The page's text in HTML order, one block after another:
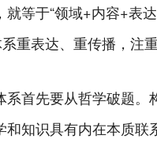
等于“领域+内容+表
重表达、重传播，注
首先要从哲学破题
知识具有内在本质联